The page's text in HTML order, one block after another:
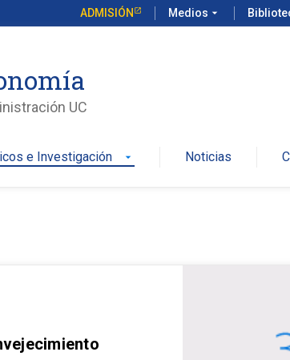
ADMISIÓN Medios arrow_drop_down
UC
e Investigación arrow_drop_down Noticias